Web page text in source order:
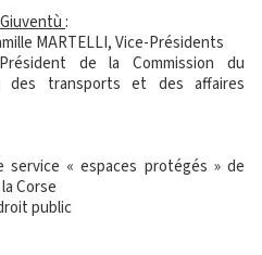
:
MARTELLI, Vice-Présidents
de la Commission du
des transports et des affaires
service « espaces protégés » de
Corse
public